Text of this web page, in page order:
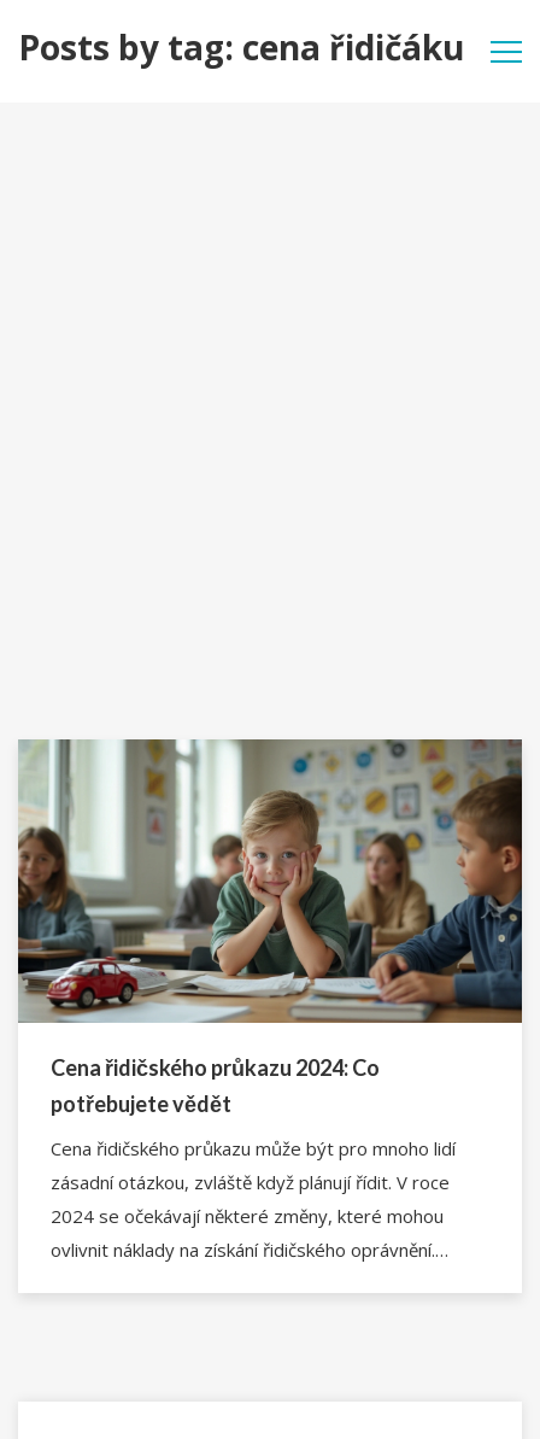
Posts by tag: cena řidičáku
Cena řidičského průkazu 2024: Co
potřebujete vědět
Cena řidičského průkazu může být pro mnoho lidí
zásadní otázkou, zvláště když plánují řídit. V roce
2024 se očekávají některé změny, které mohou
ovlivnit náklady na získání řidičského oprávnění.